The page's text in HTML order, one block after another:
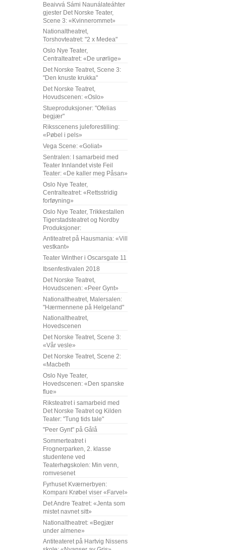
Beaivvá Sámi Naunálateáhter
gjester Det Norske Teater,
Scene 3: «Kvinnerommet»
Nationaltheatret,
Torshovteatret: "2 x Medea"
Oslo Nye Teater,
Centralteatret: «De urørlige»
Det Norske Teatret, Scene 3:
"Den knuste krukka"
Det Norske Teatret,
Hovudscenen: «Oslo»
Stueproduksjoner: "Ofelias
begjær"
Riksscenens juleforestilling:
«Pøbel i pels»
Vega Scene: «Goliat»
Sentralen: I samarbeid med
Teater Innlandet viste Feil
Teater: «De kaller meg Påsan»
Oslo Nye Teater,
Centralteatret: «Rettsstridig
forføyning»
Oslo Nye Teater, Trikkestallen
Tigerstadsteatret og Nordby
Produksjoner:
Antiteatret på Hausmania: «Vill
vestkant»
Teater Winther i Oscarsgate 11
Ibsenfestivalen 2018
Det Norske Teatret,
Hovudscenen: «Peer Gynt»
Nationaltheatret, Malersalen:
"Hærmennene på Helgeland"
Nationaltheatret,
Hovedscenen
Det Norske Teatret, Scene 3:
«Vår vesle»
Det Norske Teatret, Scene 2:
«Macbeth
Oslo Nye Teater,
Hovedscenen: «Den spanske
flue»
Riksteatret i samarbeid med
Det Norske Teatret og Kilden
Teater: "Tung tids tale"
"Peer Gynt" på Gålå
Sommerteatret i
Frognerparken, 2. klasse
studentene ved
Teaterhøgskolen: Min venn,
romvesenet
Fyrhuset Kværnerbyen:
Kompani Krøbel viser «Farvel»
Det Andre Teatret: «Jenta som
mistet navnet sitt»
Nationaltheatret: «Begjær
under almene»
Antiteateret på Hartvig Nissens